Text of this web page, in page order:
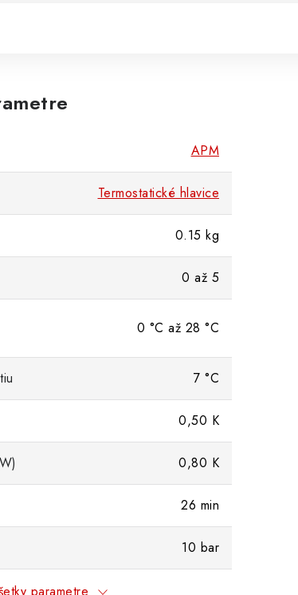
APM
Termostatické hlavice
0.15 kg
0 až 5
0 °C až 28 °C
7 °C
0,50 K
0,80 K
26 min
10 bar